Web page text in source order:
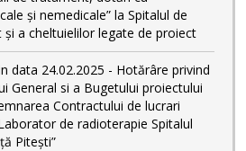
și nemedicale” la Spitalul de
și a cheltuielilor legate de proiect
data 24.02.2025 - Hotărâre privind
General si a Bugetului proiectului
Contractului de lucrari
de radioterapie Spitalul
Pitești”